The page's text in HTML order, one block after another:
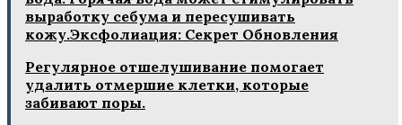
выработку себума и пересушивать
кожу.Эксфолиация: Секрет Обновления
Регулярное отшелушивание помогает
удалить отмершие клетки, которые
забивают поры.